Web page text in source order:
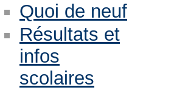
Quoi de neuf
Résultats et
infos
scolaires